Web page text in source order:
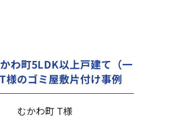
わ町5LDK以上戸建て（一
様のゴミ屋敷片付け事例
むかわ町 T様